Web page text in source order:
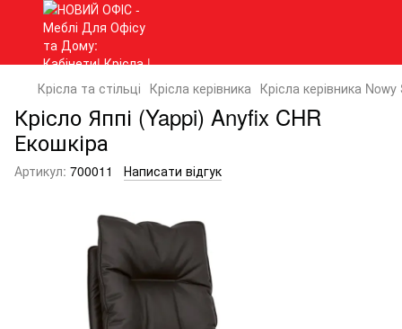
Крісла та стільці Крісла керівника Крісла керівника Nowy
Крісло Яппі (Yappi) Anyfix CHR
Екошкіра
Артикул: 700011 Написати відгук